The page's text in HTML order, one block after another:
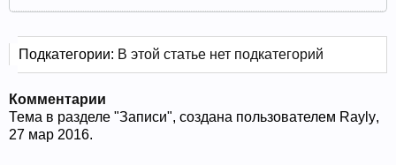
Подкатегории: В этой статье нет подкатегорий
Комментарии
Тема в разделе "Записи", создана пользователем Rayly,
27 мар 2016.